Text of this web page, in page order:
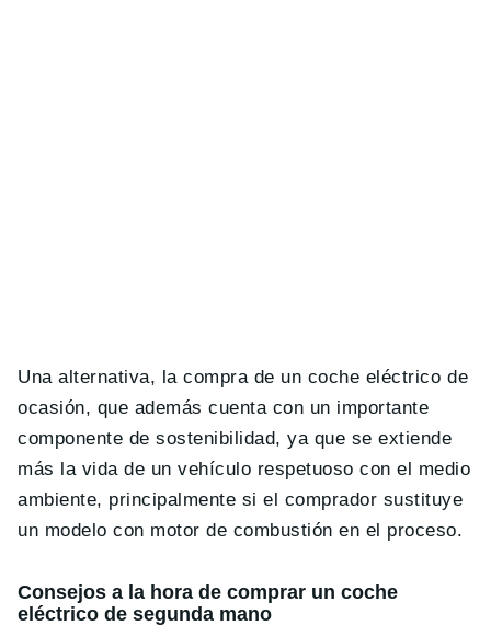
Una alternativa, la compra de un coche eléctrico de
ocasión, que además cuenta con un importante
componente de sostenibilidad, ya que se extiende
más la vida de un vehículo respetuoso con el medio
ambiente, principalmente si el comprador sustituye
un modelo con motor de combustión en el proceso.
Consejos a la hora de comprar un coche
eléctrico de segunda mano